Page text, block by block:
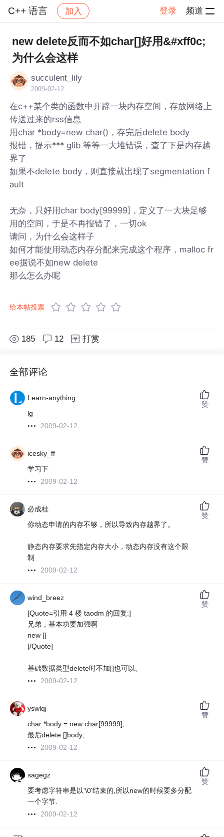
C++ 语言 加入 登录 频道
C++ 语言 帖子详情
new delete反而不如char[]好用&#xff0c;
为什么会这样
succulent_lily
2009-02-12
在c++某个类的函数中开辟一块内存空间，存放网络上
传送过来的rss信息
用char *body=new char()，存完后delete body
报错，提示*** glib 等等一大堆错误，查了下是内存越
界了
如果不delete body，则直接就出现了segmentation f
ault
无奈，只好用char body[99999]，定义了一大块足够
用的空间，于是不再报错了，一切ok
请问，为什么会这样子
如何才能使用动态内存分配来完成这个程序，malloc fr
ee据说不如new delete
那么怎么办呢
给本帖投票
185 12 打赏
全部评论
Learn-anything
lg
2009-02-12
赞
icesky_ff
学习下
2009-02-12
赞
必成桂
你动态申请的内存不够，所以导致内存越界了。
静态内存要求先指定内存大小，动态内存没有这个限
制
2009-02-12
赞
wind_breez
[Quote=引用 4 楼 taodm 的回复:]
兄弟，基本功要加强啊
new []
[/Quote]
基础数据类型delete时不加[]也可以。
2009-02-12
赞
yswlqj
char *body = new char[99999];
最后delete []body;
2009-02-12
赞
sagegz
要考虑字符串是以'\0'结束的,所以new的时候要多分配
一个字节.
2009-02-12
赞